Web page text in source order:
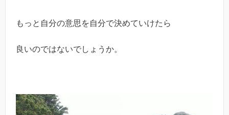
もっと自分の意思を自分で決めていけたら
良いのではないでしょうか。